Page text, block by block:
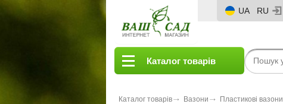
UA RU
Каталог товарів
Каталог товарів Вазони Пластикові вазони